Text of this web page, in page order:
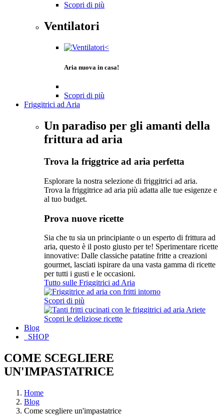
Scopri di più
Ventilatori
Aria nuova in casa!
Scopri di più
Friggitrici ad Aria
Un paradiso per gli amanti della
frittura ad aria
Trova la friggtrice ad aria perfetta
Esplorare la nostra selezione di friggitrici ad aria.
Trova la friggitrice ad aria più adatta alle tue esigenze e
al tuo budget.
Prova nuove ricette
Sia che tu sia un principiante o un esperto di frittura ad
aria, questo è il posto giusto per te! Sperimentare ricette
innovative: Dalle classiche patatine fritte a creazioni
gourmet, lasciati ispirare da una vasta gamma di ricette
per tutti i gusti e le occasioni.
Tutto sulle Friggitrici ad Aria
Scopri di più
Scopri le deliziose ricette
Blog
SHOP
COME SCEGLIERE
UN'IMPASTATRICE
Home
Blog
Come scegliere un'impastatrice